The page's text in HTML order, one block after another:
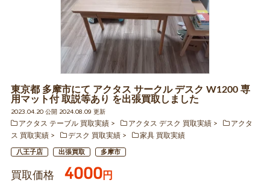
東京都 多摩市にて アクタス サークル デスク W1200 専
用マット付 取説等あり を出張買取しました
2023.04.20 公開 2024.08.09 更新
アクタス テーブル 買取実績
アクタス デスク 買取実績
アクタ
ス 買取実績
デスク 買取実績 家具 買取実績
八王子店 出張買取 多摩市
買取価格 4000円